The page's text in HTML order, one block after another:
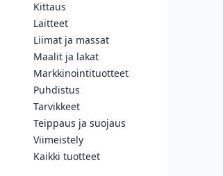
Kittaus
Laitteet
Liimat ja massat
Maalit ja lakat
Markkinointituotteet
Puhdistus
Tarvikkeet
Teippaus ja suojaus
Viimeistely
Kaikki tuotteet